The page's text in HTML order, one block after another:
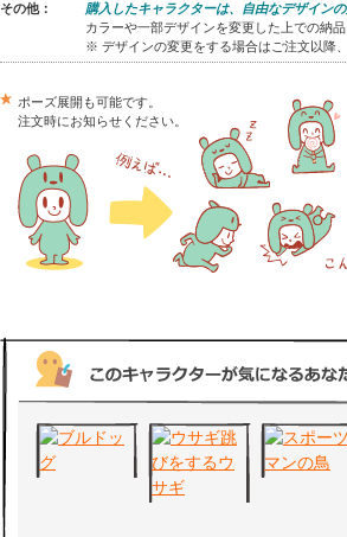
その他： 購入したキャラクターは、自由なデザインの
カラーや一部デザインを変更した上での納
※ デザインの変更をする場合はご注文以降
ポーズ展開も可能です。
注文時にお知らせください。